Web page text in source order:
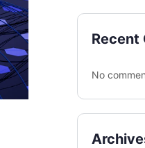
Recent
No